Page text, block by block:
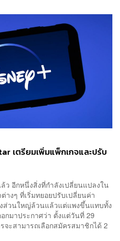
เตรียมเพิ่มแพ็กเกจและปรับ
ว อีกหนึ่งสิ่งที่กำลังเปลี่ยนแปลงใน
างๆ ที่เริ่มทยอยปรับเปลี่ยนค่า
ส่วนใหญ่ล้วนแล้วแต่แพงขึ้นแทบทั้ง
กมาประกาศว่า ตั้งแต่วันที่ 29
ะสามารถเลือกสมัครสมาชิกได้ 2